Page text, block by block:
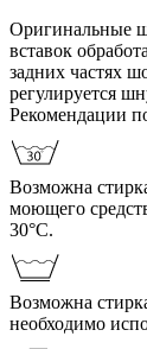
Оригинальные
вставок
задних частях
регулируется
Рекомендации
Возможна
моющего
30°С.
Возможна
необходимо